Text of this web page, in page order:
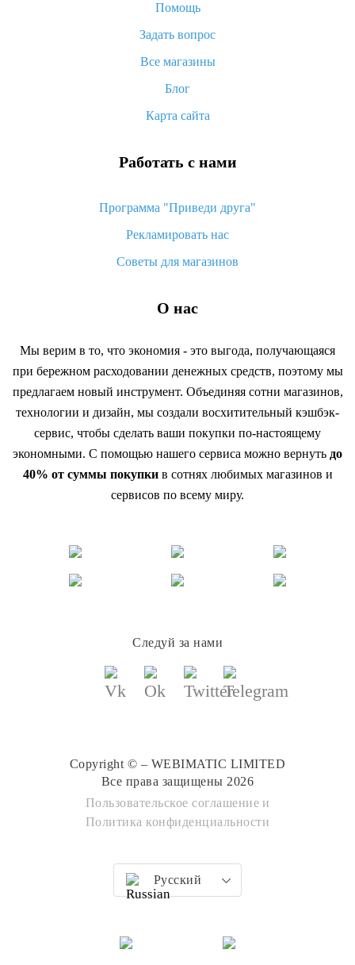
Как покупать оптом на Алиэкспресс
Что делать, если не пришел товар с Алиэкспресс
возврата денег
Помощь
Задать вопрос
Все магазины
Блог
Карта сайта
Работать с нами
Программа "Приведи друга"
Рекламировать нас
Советы для магазинов
О нас
Мы верим в то, что экономия - это выгода, получающаяся
при бережном расходовании денежных средств, поэтому мы
предлагаем новый инструмент. Объединяя сотни магазинов,
технологии и дизайн, мы создали восхитительный кэшбэк-
сервис, чтобы сделать ваши покупки по-настоящему
экономными. С помощью нашего сервиса можно вернуть до
40% от суммы покупкив сотнях любимых магазинов и
сервисов по всему миру.
Следуй за нами
Copyright © – WEBIMATIC LIMITED
Все права защищены 2026
Пользовательское соглашение и
Политика конфиденциальности
Русский